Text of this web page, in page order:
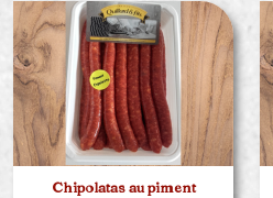
Chipolatas au piment